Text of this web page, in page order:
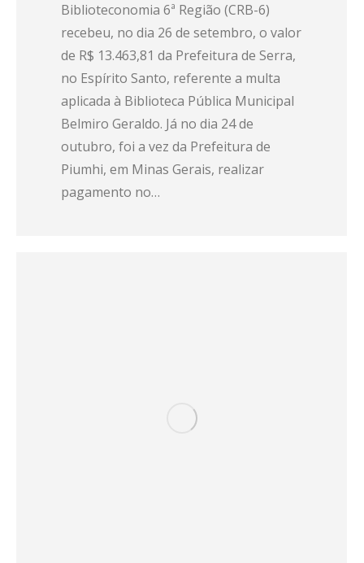
Biblioteconomia 6ª Região (CRB-6)
recebeu, no dia 26 de setembro, o valor
de R$ 13.463,81 da Prefeitura de Serra,
no Espírito Santo, referente a multa
aplicada à Biblioteca Pública Municipal
Belmiro Geraldo. Já no dia 24 de
outubro, foi a vez da Prefeitura de
Piumhi, em Minas Gerais, realizar
pagamento no…